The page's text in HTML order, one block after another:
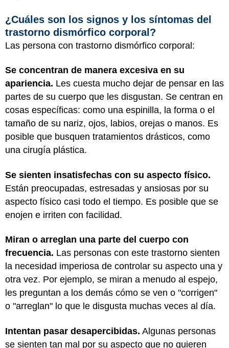
¿Cuáles son los signos y los síntomas del
trastorno dismórfico corporal?
Las persona con trastorno dismórfico corporal:
Se concentran de manera excesiva en su
apariencia. Les cuesta mucho dejar de pensar en las
partes de su cuerpo que les disgustan. Se centran en
cosas específicas: como una espinilla, la forma o el
tamaño de su nariz, ojos, labios, orejas o manos. Es
posible que busquen tratamientos drásticos, como
una cirugía plástica.
Se sienten insatisfechas con su aspecto físico.
Están preocupadas, estresadas y ansiosas por su
aspecto físico casi todo el tiempo. Es posible que se
enojen e irriten con facilidad.
Miran o arreglan una parte del cuerpo con
frecuencia. Las personas con este trastorno sienten
la necesidad imperiosa de controlar su aspecto una y
otra vez. Por ejemplo, se miran a menudo al espejo,
les preguntan a los demás cómo se ven o "corrigen"
o "arreglan" lo que le disgusta muchas veces al día.
Intentan pasar desapercibidas. Algunas personas
se sienten tan mal por su aspecto que no quieren